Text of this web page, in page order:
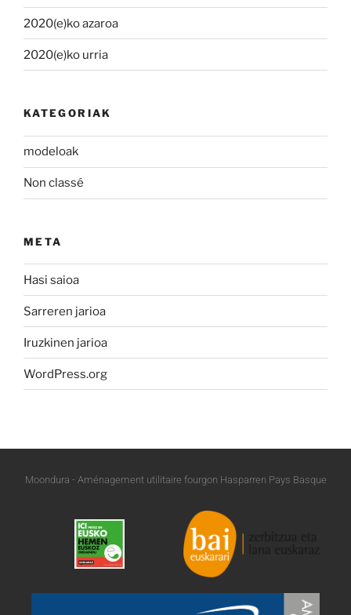
2020(e)ko azaroa
2020(e)ko urria
KATEGORIAK
modeloak
Non classé
META
Hasi saioa
Sarreren jarioa
Iruzkinen jarioa
WordPress.org
Moondura - Aménagement utilitaire fourgon Hasparren Pays Basque